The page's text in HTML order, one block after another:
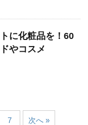
に化粧品を！60
やコスメ
7 次へ »